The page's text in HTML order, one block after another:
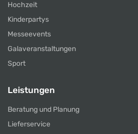
Hochzeit
Kinderpartys
Messeevents
Galaveranstaltungen
Sport
Leistungen
Beratung und Planung
Lieferservice